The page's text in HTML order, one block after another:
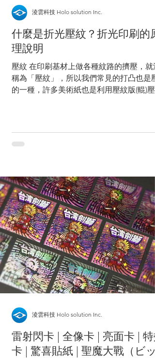
什麼是折光壓紋？折光印刷的原
理說明
壓紋 在印刷基材上做各種紋路的擠壓，就
稱為「壓紋」，所以我們常見的打凸也是
的一種，許多美術紙也是利用壓紋版(輥)壓
淩雲科技 Holo solution Inc.
雷射閃卡 | 全像卡 | 亮面卡 | 特
卡 | 驚喜貼紙 | 聖魔大戰（ビッ
淩雲科技 Holo solution Inc.